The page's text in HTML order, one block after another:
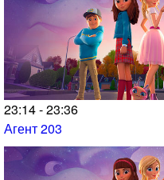
23:14 - 23:36
Агент 203